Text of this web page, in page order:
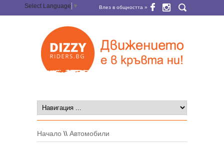
Select Language ▼ Влез в общността »
Начало \\ Автомобили